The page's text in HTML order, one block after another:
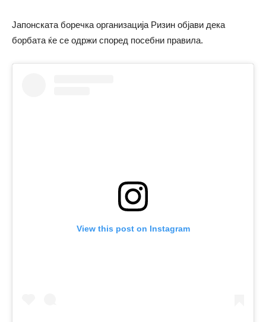
Јапонската боречка организација Ризин објави дека
борбата ќе се одржи според посебни правила.
View this post on Instagram